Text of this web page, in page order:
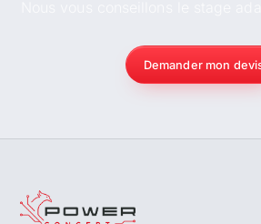
Demander mon